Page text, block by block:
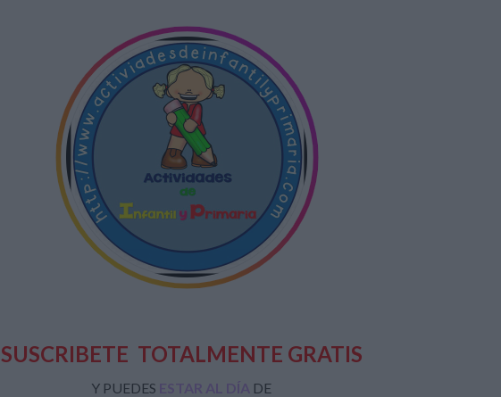
SUSCRIBETE TOTALMENTE GRATIS
Y PUEDES ESTAR AL DÍA DE